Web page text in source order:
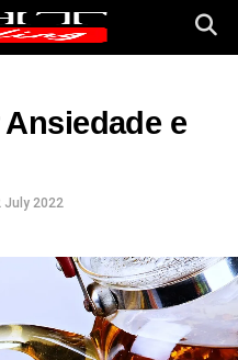
e
July 2022